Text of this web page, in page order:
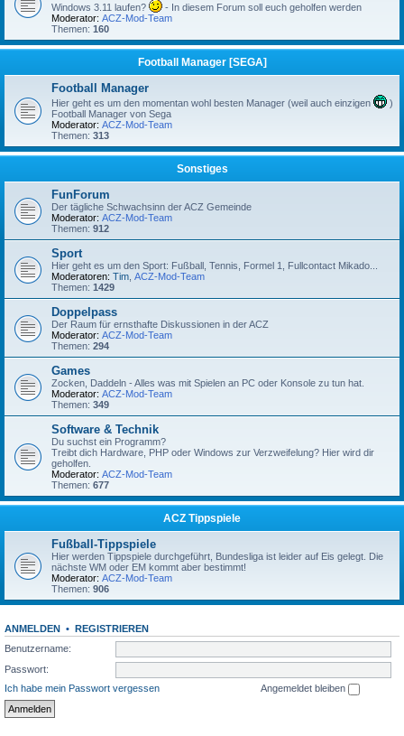
Windows 3.11 laufen?
- In diesem Forum soll euch geholfen werden
Moderator: ACZ-Mod-Team
Themen: 160
Football Manager [SEGA]
Football Manager
Hier geht es um den momentan wohl besten Manager (weil auch einzigen
)
Football Manager von Sega
Moderator: ACZ-Mod-Team
Themen: 313
Sonstiges
FunForum
Der tägliche Schwachsinn der ACZ Gemeinde
Moderator: ACZ-Mod-Team
Themen: 912
Sport
Hier geht es um den Sport: Fußball, Tennis, Formel 1, Fullcontact Mikado...
Moderatoren: Tim ACZ-Mod-Team
Themen: 1429
Doppelpass
Der Raum für ernsthafte Diskussionen in der ACZ
Moderator: ACZ-Mod-Team
Themen: 294
Games
Zocken, Daddeln - Alles was mit Spielen an PC oder Konsole zu tun hat.
Moderator: ACZ-Mod-Team
Themen: 349
Software & Technik
Du suchst ein Programm?
Treibt dich Hardware, PHP oder Windows zur Verzweifelung? Hier wird dir
geholfen.
Moderator: ACZ-Mod-Team
Themen: 677
ACZ Tippspiele
Fußball-Tippspiele
Hier werden Tippspiele durchgeführt, Bundesliga ist leider auf Eis gelegt. Die
nächste WM oder EM kommt aber bestimmt!
Moderator: ACZ-Mod-Team
Themen: 906
ANMELDEN • REGISTRIEREN
Benutzername:
Passwort:
Ich habe mein Passwort vergessen
Angemeldet bleiben